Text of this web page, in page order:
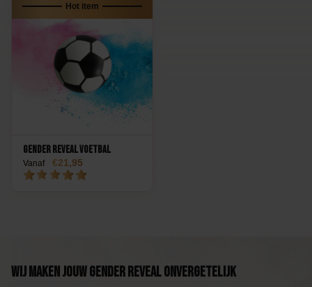
Hot item
Gender Reveal Voetbal
Vanaf 21,95
Wij maken jouw Gender Reveal onvergetelijk